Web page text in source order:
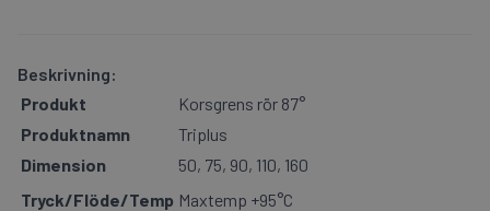
Beskrivning:
Produkt
Korsgrens rör 87°
Produktnamn
Triplus
Dimension
50, 75, 90, 110, 160
Tryck/Flöde/Temp Maxtemp +95°C